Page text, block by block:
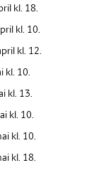
kl. 18.
kl. 10.
kl. 12.
kl. 10.
kl. 13.
kl. 10.
kl. 10.
kl. 18.